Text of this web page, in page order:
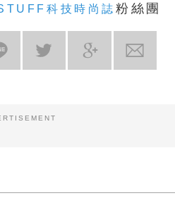
科技時尚誌 粉絲團